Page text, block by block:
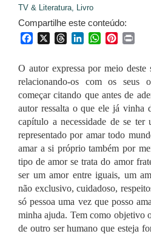
TV & Literatura,
Livro
Compartilhe este conteúdo:
FacebookThreadsLinkedInWhatsApp
Pinterest
O autor expressa por meio
relacionando-os com os seus
começar citando que antes de
autor ressalta o que ele já vinha
capítulo a necessidade de se ter
representado por amar todo
amar a si próprio também por
tipo de amor se trata do amor
ser um amor entre iguais, um
não exclusivo, cuidadoso,
só pessoa uma vez que posso
minha ajuda. Tem como objetivo
de outro ser humano que esteja